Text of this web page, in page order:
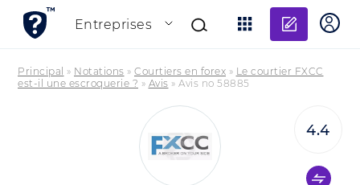
Entreprises
Principal » Notations » Courtiers en forex » Le courtier FXCC
est-il une escroquerie ? » Avis » Avis no 58885
4.4